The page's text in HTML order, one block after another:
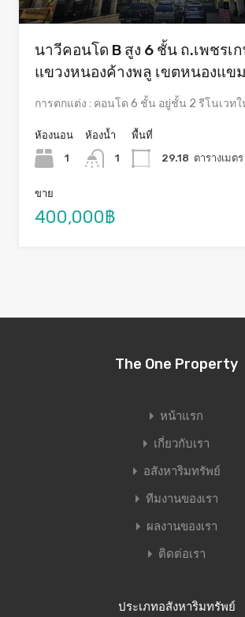
นาวีคอนโด B สูง 6 ชั้น ถ.เพชรเ
แขวงหนองค้างพลู เขตหนองแข
การตกแต่ง : คอนโด 6 ชั้น อยู่ชั้น 2 รีโนเวทใ
ห้องนอน
1
ห้องน้ำ
1
พื้นที่
29.18 ตารางเมตร
ขาย
400,000฿
The One Property
หน้าแรก
เกี่ยวกับเรา
อสังหาริมทรัพย์
ทีมงานของเรา
ผลงานของเรา
ติดต่อเรา
ประเภทอสังหาริมทรัพย์